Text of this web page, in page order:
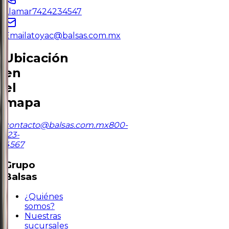
Llamar7424234547
Email atoyac@balsas.com.mx
Ubicación
en
el
mapa
contacto@balsas.com.mx800-
123-
4567
Grupo
Balsas
¿Quiénes
somos?
Nuestras
sucursales